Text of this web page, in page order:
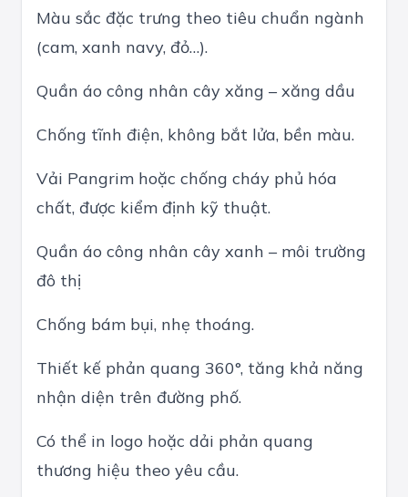
Màu sắc đặc trưng theo tiêu chuẩn ngành
(cam, xanh navy, đỏ…).
Quần áo công nhân cây xăng – xăng dầu
Chống tĩnh điện, không bắt lửa, bền màu.
Vải Pangrim hoặc chống cháy phủ hóa
chất, được kiểm định kỹ thuật.
Quần áo công nhân cây xanh – môi trường
đô thị
Chống bám bụi, nhẹ thoáng.
Thiết kế phản quang 360°, tăng khả năng
nhận diện trên đường phố.
Có thể in logo hoặc dải phản quang
thương hiệu theo yêu cầu.